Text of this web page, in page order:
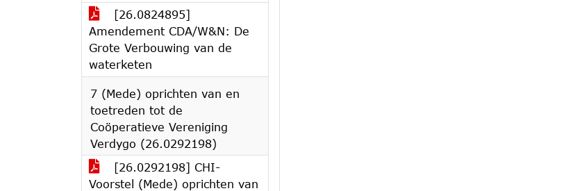
[26.0824895]
Amendement CDA/W&N: De
Grote Verbouwing van de
waterketen
7 (Mede) oprichten van en
toetreden tot de
Coöperatieve Vereniging
Verdygo (26.0292198)
[26.0292198] CHI-
Voorstel (Mede) oprichten van